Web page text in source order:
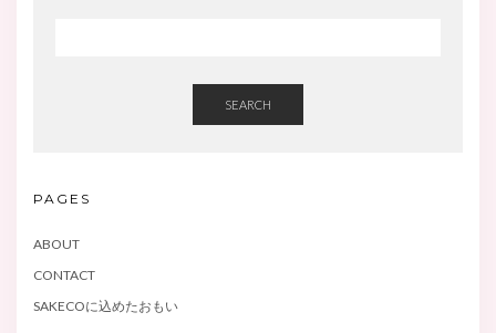
SEARCH
PAGES
ABOUT
CONTACT
SAKECOに込めたおもい